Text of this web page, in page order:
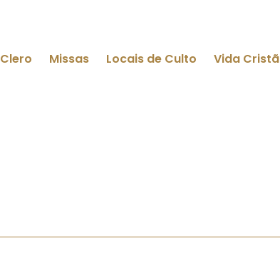
Clero Missas Locais de Culto Vida Cristã